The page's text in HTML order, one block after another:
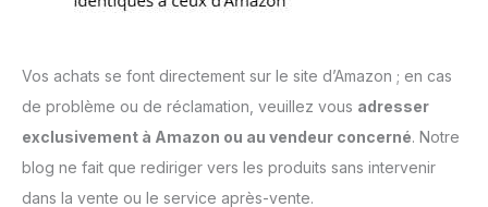
Vos achats se font directement sur le site d’Amazon ; en cas
de problème ou de réclamation, veuillez vous adresser
exclusivement à Amazon ou au vendeur concerné. Notre
blog ne fait que rediriger vers les produits sans intervenir
dans la vente ou le service après-vente.